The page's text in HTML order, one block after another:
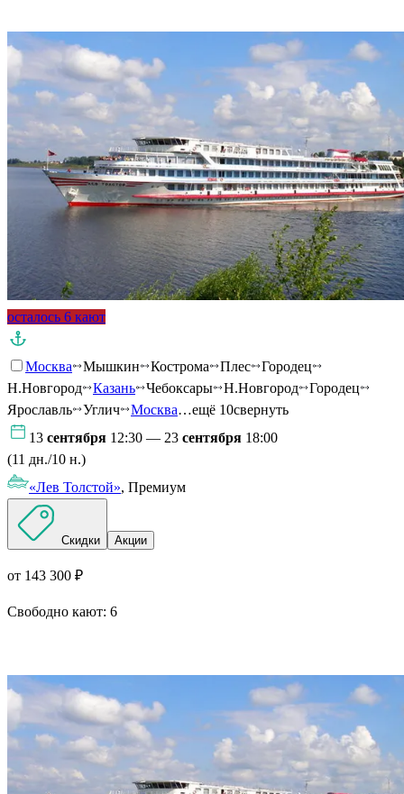
осталось 6 кают
Москва Мышкин Кострома Плес
Городец
Н.Новгород
Казань Чебоксары Н.Новгород
Городец
Ярославль
Углич Москва…ещё 10свернуть
13 сентября 12:30 — 23 сентября 18:00
(11 дн./10 н.)
«Лев Толстой», Премиум
Скидки Акции
от 143 300 ₽
Свободно кают: 6